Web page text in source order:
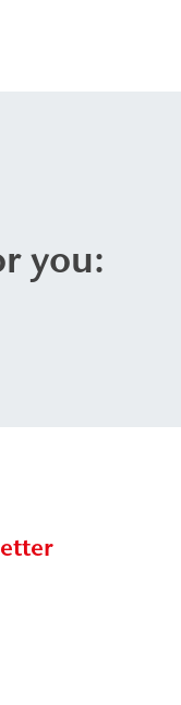
you: